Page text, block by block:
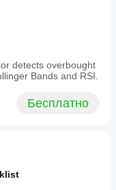
detects overbought
Bands and RSI.
Бесплатно